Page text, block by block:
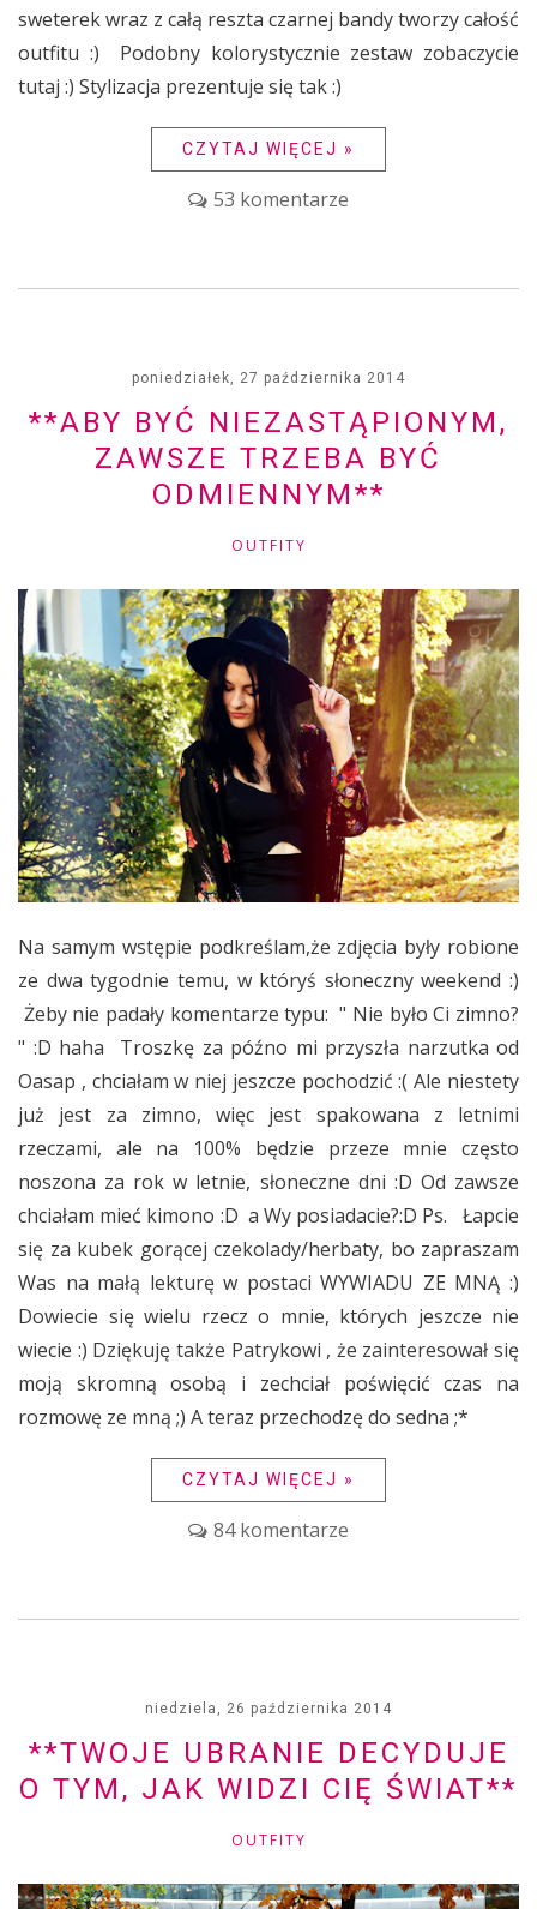
sweterek wraz z całą reszta czarnej bandy tworzy całość
outfitu :) Podobny kolorystycznie zestaw zobaczycie
tutaj :) Stylizacja prezentuje się tak :)
CZYTAJ WIĘCEJ »
53 komentarze
poniedziałek, 27 października 2014
**ABY BYĆ NIEZASTĄPIONYM,
ZAWSZE TRZEBA BYĆ
ODMIENNYM**
OUTFITY
Na samym wstępie podkreślam,że zdjęcia były robione
ze dwa tygodnie temu, w któryś słoneczny weekend :)
Żeby nie padały komentarze typu: " Nie było Ci zimno?
" :D haha Troszkę za późno mi przyszła narzutka od
Oasap , chciałam w niej jeszcze pochodzić :( Ale niestety
już jest za zimno, więc jest spakowana z letnimi
rzeczami, ale na 100% będzie przeze mnie często
noszona za rok w letnie, słoneczne dni :D Od zawsze
chciałam mieć kimono :D a Wy posiadacie?:D Ps. Łapcie
się za kubek gorącej czekolady/herbaty, bo zapraszam
Was na małą lekturę w postaci WYWIADU ZE MNĄ :)
Dowiecie się wielu rzecz o mnie, których jeszcze nie
wiecie :) Dziękuję także Patrykowi , że zainteresował się
moją skromną osobą i zechciał poświęcić czas na
rozmowę ze mną ;) A teraz przechodzę do sedna ;*
CZYTAJ WIĘCEJ »
84 komentarze
niedziela, 26 października 2014
**TWOJE UBRANIE DECYDUJE
O TYM, JAK WIDZI CIĘ ŚWIAT**
OUTFITY